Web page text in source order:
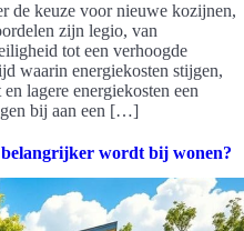
de keuze voor nieuwe kozijnen,
zijn legio, van
tot een verhoogde
waarin energiekosten stijgen,
lagere energiekosten een
bij aan een […]
wordt bij wonen?